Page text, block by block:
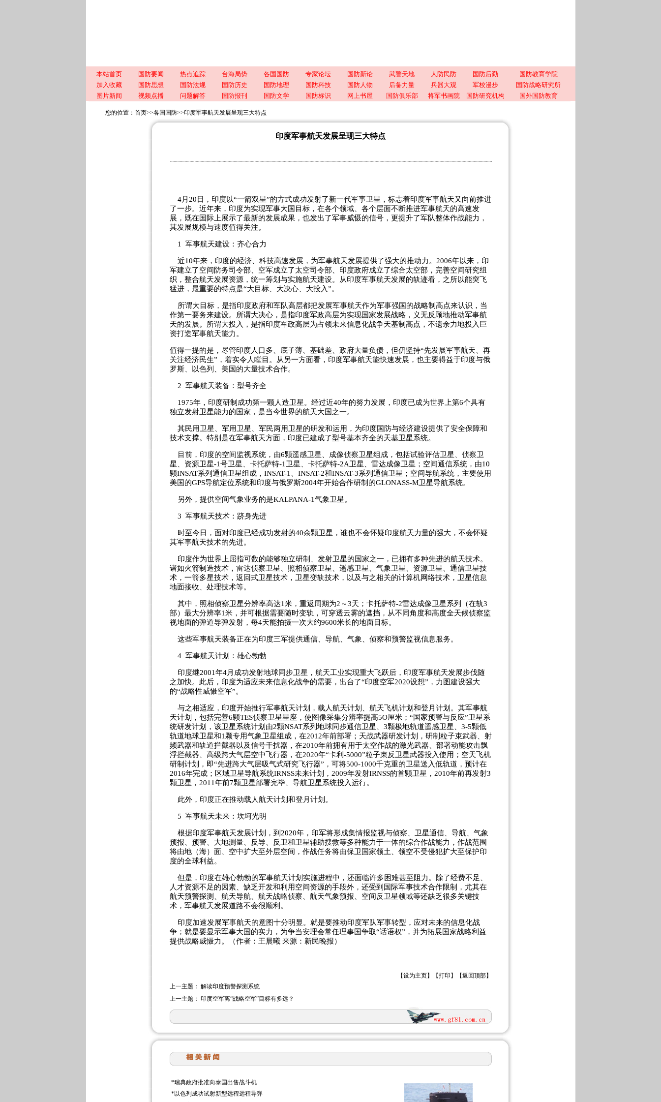
本站首页 国防要闻 热点追踪 台海局势 各国国防 专家论坛 国防新论 武警天地 人防民防 国防后勤
国防教育学院
加入收藏
国防思想 国防法规 国防历史 国防地理 国防科技 国防人物 后备力量 兵器大观 军校漫步
国防战略研究所
图片新闻
视频点播 问题解答 国防报刊 国防文学 国防标识 网上书屋 国防俱乐部 将军书画院 国防研究机构 国外国防教育
您的位置： 首页>>各国国防>>印度军事航天发展呈现三大特点
印度军事航天发展呈现三大特点
4月20日，印度以“一箭双星”的方式成功发射了新一代军事卫星，标志着印度军事航天又向前推进
了一步。近年来，印度为实现军事大国目标，在各个领域、各个层面不断推进军事航天的高速发
展，既在国际上展示了最新的发展成果，也发出了军事威慑的信号，更提升了军队整体作战能力，
其发展规模与速度值得关注。
1 军事航天建设：齐心合力
近10年来，印度的经济、科技高速发展，为军事航天发展提供了强大的推动力。2006年以来，印
军建立了空间防务司令部、空军成立了太空司令部、印度政府成立了综合太空部，完善空间研究组
织，整合航天发展资源，统一筹划与实施航天建设。从印度军事航天发展的轨迹看，之所以能突飞
猛进，最重要的特点是“大目标、大决心、大投入”。
所谓大目标，是指印度政府和军队高层都把发展军事航天作为军事强国的战略制高点来认识，当
作第一要务来建设。所谓大决心，是指印度军政高层为实现国家发展战略，义无反顾地推动军事航
天的发展。所谓大投入，是指印度军政高层为占领未来信息化战争天基制高点，不遗余力地投入巨
资打造军事航天能力。
值得一提的是，尽管印度人口多、底子薄、基础差、政府大量负债，但仍坚持“先发展军事航天、再
关注经济民生”，着实令人瞠目。从另一方面看，印度军事航天能快速发展，也主要得益于印度与俄
罗斯、以色列、美国的大量技术合作。
2 军事航天装备：型号齐全
1975年，印度研制成功第一颗人造卫星。经过近40年的努力发展，印度已成为世界上第6个具有
独立发射卫星能力的国家，是当今世界的航天大国之一。
其民用卫星、军用卫星、军民两用卫星的研发和运用，为印度国防与经济建设提供了安全保障和
技术支撑。特别是在军事航天方面，印度已建成了型号基本齐全的天基卫星系统。
目前，印度的空间监视系统，由6颗遥感卫星、成像侦察卫星组成，包括试验评估卫星、侦察卫
星、资源卫星-1号卫星、卡托萨特-1卫星、卡托萨特-2A卫星、雷达成像卫星；空间通信系统，由10
颗INSAT系列通信卫星组成，INSAT-1、INSAT-2和INSAT-3系列通信卫星；空间导航系统，主要使用
美国的GPS导航定位系统和印度与俄罗斯2004年开始合作研制的GLONASS-M卫星导航系统。
另外，提供空间气象业务的是KALPANA-1气象卫星。
3 军事航天技术：跻身先进
时至今日，面对印度已经成功发射的40余颗卫星，谁也不会怀疑印度航天力量的强大，不会怀疑
其军事航天技术的先进。
印度作为世界上屈指可数的能够独立研制、发射卫星的国家之一，已拥有多种先进的航天技术。
诸如火箭制造技术，雷达侦察卫星、照相侦察卫星、遥感卫星、气象卫星、资源卫星、通信卫星技
术，一箭多星技术，返回式卫星技术，卫星变轨技术，以及与之相关的计算机网络技术，卫星信息
地面接收、处理技术等。
其中，照相侦察卫星分辨率高达1米，重返周期为2～3天；卡托萨特-2雷达成像卫星系列（在轨3
部）最大分辨率1米，并可根据需要随时变轨，可穿透云雾的遮挡，从不同角度和高度全天候侦察监
视地面的弹道导弹发射，每4天能拍摄一次大约9600米长的地面目标。
这些军事航天装备正在为印度三军提供通信、导航、气象、侦察和预警监视信息服务。
4 军事航天计划：雄心勃勃
印度继2001年4月成功发射地球同步卫星，航天工业实现重大飞跃后，印度军事航天发展步伐随
之加快。此后，印度为适应未来信息化战争的需要，出台了“印度空军2020设想”，力图建设强大
的“战略性威慑空军”。
与之相适应，印度开始推行军事航天计划，载人航天计划、航天飞机计划和登月计划。其军事航
天计划，包括完善6颗TES侦察卫星星座，使图像采集分辨率提高5O厘米；“国家预警与反应”卫星系
统研发计划，该卫星系统计划由2颗NSAT系列地球同步通信卫星、3颗极地轨道遥感卫星、3-5颗低
轨道地球卫星和1颗专用气象卫星组成，在2012年前部署；天战武器研发计划，研制粒子束武器、射
频武器和轨道拦截器以及信号干扰器，在2010年前拥有用于太空作战的激光武器、部署动能攻击飘
浮拦截器、高级跨大气层空中飞行器，在2020年“卡利-5000”粒子束反卫星武器投入使用；空天飞机
研制计划，即“先进跨大气层吸气式研究飞行器”，可将500-1000千克重的卫星送入低轨道，预计在
2016年完成；区域卫星导航系统IRNSS未来计划，2009年发射IRNSS的首颗卫星，2010年前再发射3
颗卫星，2011年前7颗卫星部署完毕、导航卫星系统投入运行。
此外，印度正在推动载人航天计划和登月计划。
5 军事航天未来：坎坷光明
根据印度军事航天发展计划，到2020年，印军将形成集情报监视与侦察、卫星通信、导航、气象
预报、预警、大地测量、反导、反卫和卫星辅助搜救等多种能力于一体的综合作战能力，作战范围
将由地（海）面、空中扩大至外层空间，作战任务将由保卫国家领土、领空不受侵犯扩大至保护印
度的全球利益。
但是，印度在雄心勃勃的军事航天计划实施进程中，还面临许多困难甚至阻力。除了经费不足、
人才资源不足的因素、缺乏开发和利用空间资源的手段外，还受到国际军事技术合作限制，尤其在
航天预警探测、航天导航、航天战略侦察、航天气象预报、空间反卫星领域等还缺乏很多关键技
术，军事航天发展道路不会很顺利。
印度加速发展军事航天的意图十分明显。就是要推动印度军队军事转型，应对未来的信息化战
争；就是要显示军事大国的实力，为争当安理会常任理事国争取“话语权”，并为拓展国家战略利益
提供战略威慑力。（作者：王晨曦 来源：新民晚报）
【设为主页】【打印 】【返回顶部】
上一主题： 解读印度预警探测系统
上一主题： 印度空军离“战略空军”目标有多远？
*瑞典政府批准向泰国出售战斗机
*以色列成功试射新型远程远程导弹